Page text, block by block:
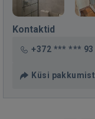
Kontaktid
+372 *** *** 93
Küsi pakkumist